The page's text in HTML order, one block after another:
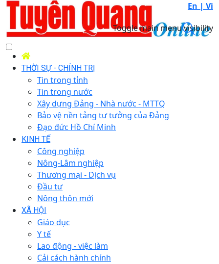
En | Vi
Toggle main menu visibility
THỜI SỰ - CHÍNH TRỊ
Tin trong tỉnh
Tin trong nước
Xây dựng Đảng - Nhà nước - MTTQ
Bảo vệ nền tảng tư tưởng của Đảng
Đạo đức Hồ Chí Minh
KINH TẾ
Công nghiệp
Nông-Lâm nghiệp
Thương mại - Dịch vụ
Đầu tư
Nông thôn mới
XÃ HỘI
Giáo dục
Y tế
Lao động - việc làm
Cải cách hành chính